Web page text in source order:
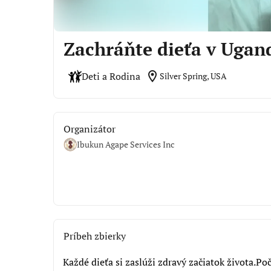
Zachráňte dieťa v
Deti a Rodina location_on Silver Spring, USA
Organizátor
Ibukun Agape Services Inc
Príbeh zbierky
Každé dieťa si zaslúži zdravý začiatok